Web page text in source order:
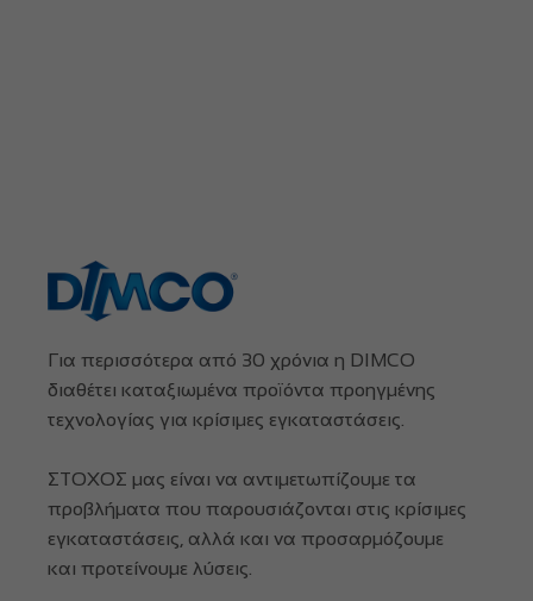
Για περισσότερα από 30 χρόνια η DIMCO
διαθέτει καταξιωμένα προϊόντα προηγμένης
τεχνολογίας για κρίσιμες εγκαταστάσεις.
ΣΤΟΧΟΣ μας είναι να αντιμετωπίζουμε τα
προβλήματα που παρουσιάζονται στις κρίσιμες
εγκαταστάσεις, αλλά και να προσαρμόζουμε
και προτείνουμε λύσεις.